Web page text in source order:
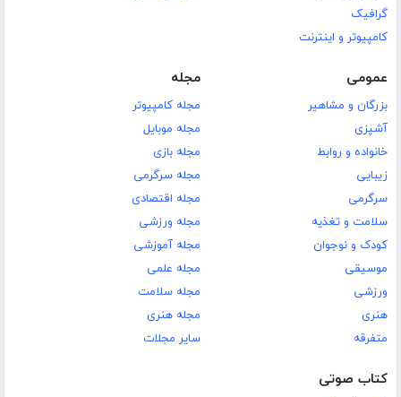
گرافیک
کامپیوتر و اینترنت
عمومی
بزرگان و مشاهیر
آشپزی
خانواده و روابط
زیبایی
سرگرمی
سلامت و تغذیه
کودک و نوجوان
موسیقی
ورزشی
هنری
متفرقه
مجله
مجله کامپیوتر
مجله موبایل
مجله بازی
مجله سرگرمی
مجله اقتصادی
مجله ورزشی
مجله آموزشی
مجله علمی
مجله سلامت
مجله هنری
سایر مجلات
کتاب صوتی